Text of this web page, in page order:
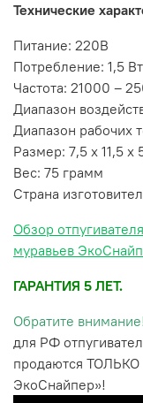
Технические
Питание: 220В
Потребление: 1,5 Вт
Частота: 21000 –
Диапазон
Диапазон рабочих
Размер: 7,5 х 11,5 х
Вес: 75 грамм
Страна
Обзор
муравьев
ГАРАНТИЯ 5 ЛЕТ.
Обратите
для РФ
продаются ТОЛЬКО
ЭкоСнайпер»!